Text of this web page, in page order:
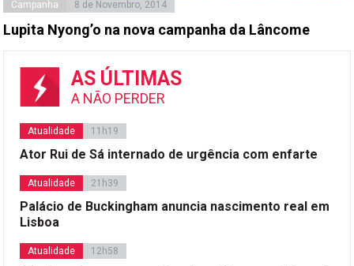
Campanha 8 de Novembro, 2014
Lupita Nyong’o na nova campanha da Lâncome
AS ÚLTIMAS
A NÃO PERDER
Atualidade 11h19
Ator Rui de Sá internado de urgência com enfarte
Atualidade 21h39
Palácio de Buckingham anuncia nascimento real em
Lisboa
Atualidade 12h58